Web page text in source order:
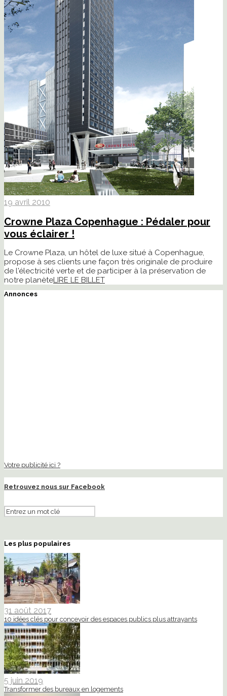
19 avril 2010
Crowne Plaza Copenhague : Pédaler pour
vous éclairer !
Le Crowne Plaza, un hôtel de luxe situé à Copenhague,
propose à ses clients une façon très originale de produire
de l'électricité verte et de participer à la préservation de
notre planèteLIRE LE BILLET
Annonces
Votre publicité ici ?
Retrouvez nous sur Facebook
Les plus populaires
31 août 2017
10 idées clés pour concevoir des espaces publics plus attrayants
5 juin 2019
Transformer des bureaux en logements